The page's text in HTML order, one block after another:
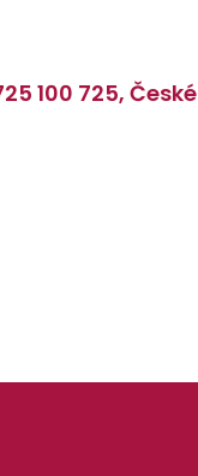
100 725, České